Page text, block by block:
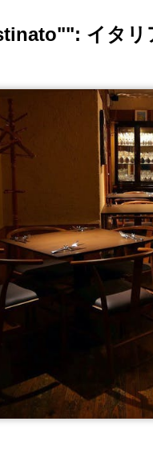
イタリ